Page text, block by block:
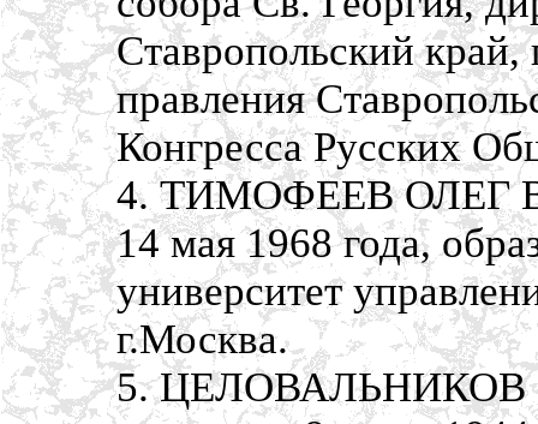
Ставропольский край,
правления
Конгресса Русских
4. ТИМОФЕЕВ ОЛЕГ
14 мая 1968 года,
университет
г.Москва.
5. ЦЕЛОВАЛЬНИКОВ